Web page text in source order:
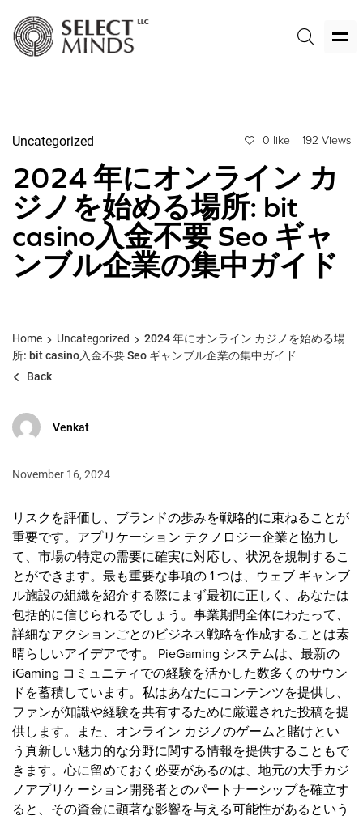
Uncategorized 0 like 192 Views
2024 年にオンライン カ
ジノを始める場所: bit
casino入金不要 Seo ギャ
ンブル企業の集中ガイド
Home Uncategorized
2024 年にオンライン カジノを始める場
所: bit casino入金不要 Seo ギャンブル企業の集中ガイド
Back
Venkat
November 16, 2024
リスクを評価し、ブランドの歩みを戦略的に束ねることが
重要です。アプリケーション テクノロジー企業と協力し
て、市場の特定の需要に確実に対応し、状況を規制するこ
とができます。最も重要な事項の 1 つは、ウェブ ギャンブ
ル施設の組織を紹介する際にまず最初に正しく、あなたは
包括的に信じられるでしょう。事業期間全体にわたって、
詳細なアクションごとのビジネス戦略を作成することは素
晴らしいアイデアです。 PieGaming システムは、最新の
iGaming コミュニティでの経験を活かした数多くのサウン
ドを蓄積しています。私はあなたにコンテンツを提供し、
ファンが知識や経験を共有するために厳選された投稿を提
供します。また、オンライン カジノのゲームと賭けとい
う真新しい魅力的な分野に関する情報を提供することもで
きます。心に留めておく必要があるのは、地元の大手カジ
ノアプリケーション開発者とのパートナーシップを確立す
ると、その資金に顕著な影響を与える可能性があるという